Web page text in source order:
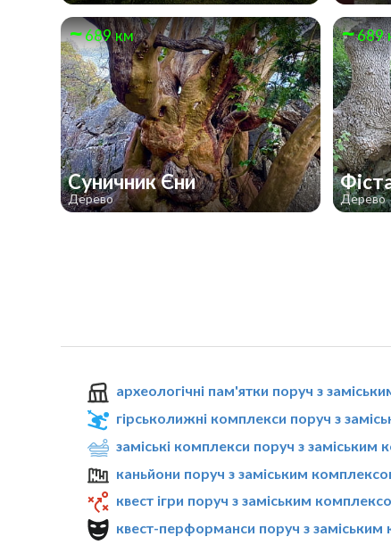
689 км
Суничник Єни
Дерево
689
Дерево
археологічні пам'ятки поруч з
гірськолижні комплекси поруч з
заміські комплекси поруч з заміським
каньйони поруч з заміським
квест ігри поруч з заміським
квест-перформанси поруч з